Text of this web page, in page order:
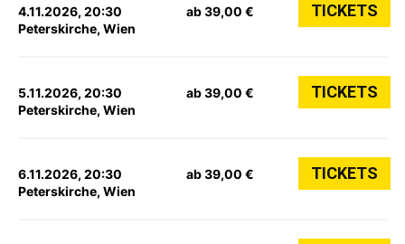
4.11.2026, 20:30
Peterskirche, Wien
ab 39,00 € TICKETS
5.11.2026, 20:30
Peterskirche, Wien
ab 39,00 € TICKETS
6.11.2026, 20:30
Peterskirche, Wien
ab 39,00 € TICKETS